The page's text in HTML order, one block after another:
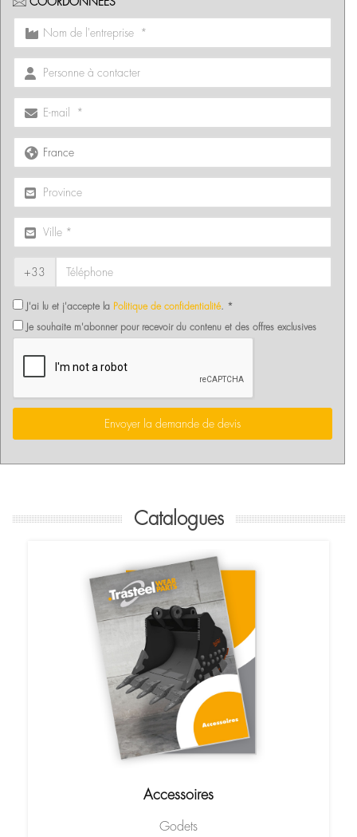
+33
J'ai lu et j'accepte la Politique de confidentialité. *
Je souhaite m'abonner pour recevoir du contenu et des offres exclusives
Envoyer la demande de devis
Catalogues
Accessoires
Godets